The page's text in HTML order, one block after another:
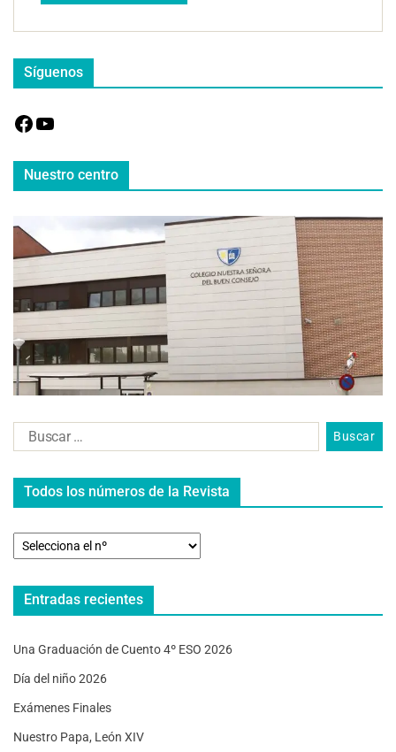
Síguenos
Nuestro centro
Todos los números de la Revista
Entradas recientes
Una Graduación de Cuento 4º ESO 2026
Día del niño 2026
Exámenes Finales
Nuestro Papa, León XIV